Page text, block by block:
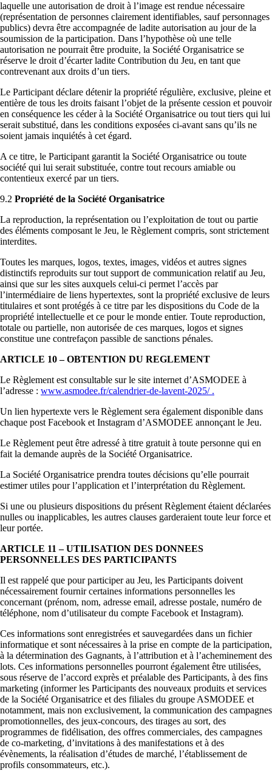
laquelle une autorisation de droit à l’image est rendue nécessaire
(représentation de personnes clairement identifiables, sauf personnages
publics) devra être accompagnée de ladite autorisation au jour de la
soumission de la participation. Dans l’hypothèse où une telle
autorisation ne pourrait être produite, la Société Organisatrice se
réserve le droit d’écarter ladite Contribution du Jeu, en tant que
contrevenant aux droits d’un tiers.
Le Participant déclare détenir la propriété régulière, exclusive, pleine et
entière de tous les droits faisant l’objet de la présente cession et pouvoir
en conséquence les céder à la Société Organisatrice ou tout tiers qui lui
serait substitué, dans les conditions exposées ci-avant sans qu’ils ne
soient jamais inquiétés à cet égard.
A ce titre, le Participant garantit la Société Organisatrice ou toute
société qui lui serait substituée, contre tout recours amiable ou
contentieux exercé par un tiers.
9.2 Propriété de la Société Organisatrice
La reproduction, la représentation ou l’exploitation de tout ou partie
des éléments composant le Jeu, le Règlement compris, sont strictement
interdites.
Toutes les marques, logos, textes, images, vidéos et autres signes
distinctifs reproduits sur tout support de communication relatif au Jeu,
ainsi que sur les sites auxquels celui-ci permet l’accès par
l’intermédiaire de liens hypertextes, sont la propriété exclusive de leurs
titulaires et sont protégés à ce titre par les dispositions du Code de la
propriété intellectuelle et ce pour le monde entier. Toute reproduction,
totale ou partielle, non autorisée de ces marques, logos et signes
constitue une contrefaçon passible de sanctions pénales.
ARTICLE 10 – OBTENTION DU REGLEMENT
Le Règlement est consultable sur le site internet d’ASMODEE à
l’adresse : www.asmodee.fr/calendrier-de-lavent-2025/ .
Un lien hypertexte vers le Règlement sera également disponible dans
chaque post Facebook et Instagram d’ASMODEE annonçant le Jeu.
Le Règlement peut être adressé à titre gratuit à toute personne qui en
fait la demande auprès de la Société Organisatrice.
La Société Organisatrice prendra toutes décisions qu’elle pourrait
estimer utiles pour l’application et l’interprétation du Règlement.
Si une ou plusieurs dispositions du présent Règlement étaient déclarées
nulles ou inapplicables, les autres clauses garderaient toute leur force et
leur portée.
ARTICLE 11 – UTILISATION DES DONNEES
PERSONNELLES DES PARTICIPANTS
Il est rappelé que pour participer au Jeu, les Participants doivent
nécessairement fournir certaines informations personnelles les
concernant (prénom, nom, adresse email, adresse postale, numéro de
téléphone, nom d’utilisateur du compte Facebook et Instagram).
Ces informations sont enregistrées et sauvegardées dans un fichier
informatique et sont nécessaires à la prise en compte de la participation,
à la détermination des Gagnants, à l’attribution et à l’acheminement des
lots. Ces informations personnelles pourront également être utilisées,
sous réserve de l’accord exprès et préalable des Participants, à des fins
marketing (informer les Participants des nouveaux produits et services
de la Société Organisatrice et des filiales du groupe ASMODEE et
notamment, mais non exclusivement, la communication des campagnes
promotionnelles, des jeux-concours, des tirages au sort, des
programmes de fidélisation, des offres commerciales, des campagnes
de co-marketing, d’invitations à des manifestations et à des
évènements, la réalisation d’études de marché, l’établissement de
profils consommateurs, etc.).